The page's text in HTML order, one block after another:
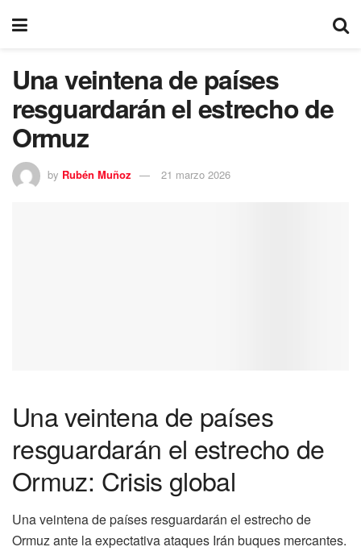
Una veintena de países
resguardarán el estrecho de
Ormuz
by Rubén Muñoz 21 marzo 2026
Una veintena de países
resguardarán el estrecho de
Ormuz: Crisis global
Una veintena de países resguardarán el estrecho de
Ormuz ante la expectativa ataques Irán buques mercantes.